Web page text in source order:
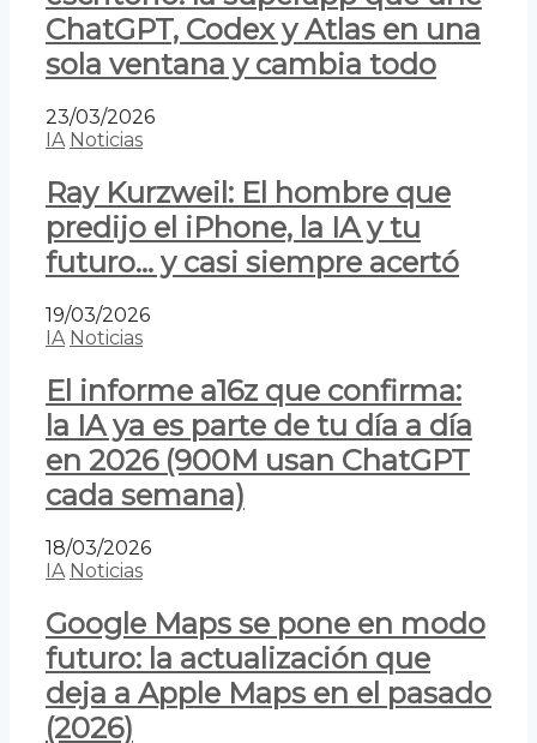
ChatGPT, Codex y Atlas en una
sola ventana y cambia todo
23/03/2026
IA Noticias
Ray Kurzweil: El hombre que
predijo el iPhone, la IA y tu
futuro… y casi siempre acertó
19/03/2026
IA Noticias
El informe a16z que confirma:
la IA ya es parte de tu día a día
en 2026 (900M usan ChatGPT
cada semana)
18/03/2026
IA Noticias
Google Maps se pone en modo
futuro: la actualización que
deja a Apple Maps en el pasado
(2026)